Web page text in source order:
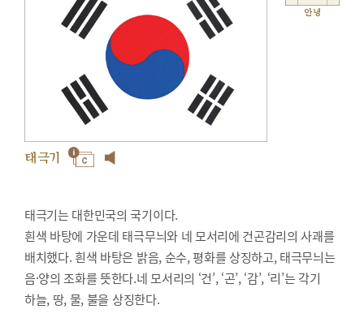
태극기
안녕
태극기는 대한민국의 국기이다.
흰색 바탕에 가운데 태극무늬와 네 모서리에 건곤감리의 사괘를
배치했다. 흰색 바탕은 밝음, 순수, 평화를 상징하고, 태극무늬는
음·양의 조화를 뜻한다.네 모서리의 ‘건’, ‘곤’, ‘감’, ‘리’는 각기
하늘, 땅, 물, 불을 상징한다.